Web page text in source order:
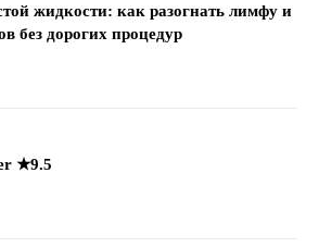
жидкости: как разогнать лимфу и
без дорогих процедур
★9.5